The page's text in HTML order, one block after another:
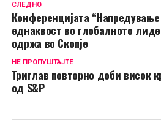
СЛЕДНО
Конференцијата
еднаквост во глобалното
одржа во Скопје
НЕ ПРОПУШТАЈТЕ
Триглав повторно доби висок
од S&P